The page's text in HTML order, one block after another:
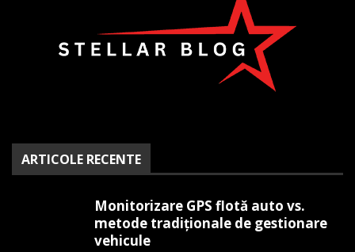
ARTICOLE RECENTE
Monitorizare GPS flotă auto vs.
metode tradiționale de gestionare
vehicule